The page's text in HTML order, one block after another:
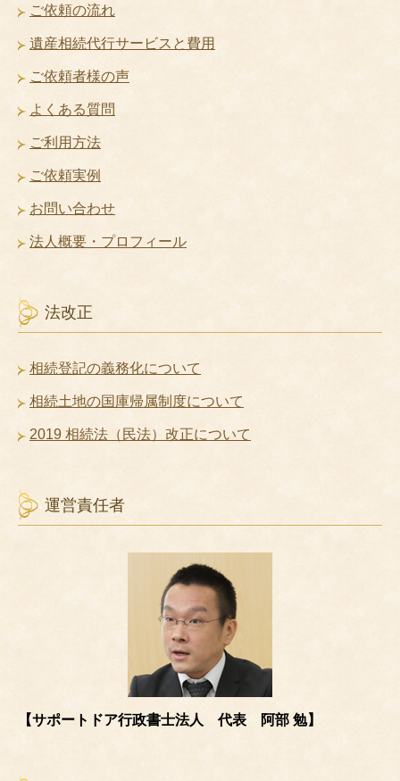
ご依頼の流れ
遺産相続代行サービスと費用
ご依頼者様の声
よくある質問
ご利用方法
ご依頼実例
お問い合わせ
法人概要・プロフィール
法改正
相続登記の義務化について
相続土地の国庫帰属制度について
2019 相続法（民法）改正について
運営責任者
【サポートドア行政書士法人 代表 阿部 勉】